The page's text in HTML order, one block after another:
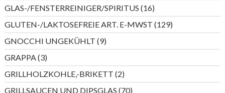
GLAS-/FENSTERREINIGER/SPIRITUS 1616
Produkte
GLUTEN-/LAKTOSEFREIE ART. E-MWST 129129
Produkte
GNOCCHI UNGEKÜHLT 99
Produkte
GRAPPA 33
Produkte
GRILLHOLZKOHLE,-BRIKETT 22
Produkte
GRILLSAUCEN UND DIPSGLAS 7070